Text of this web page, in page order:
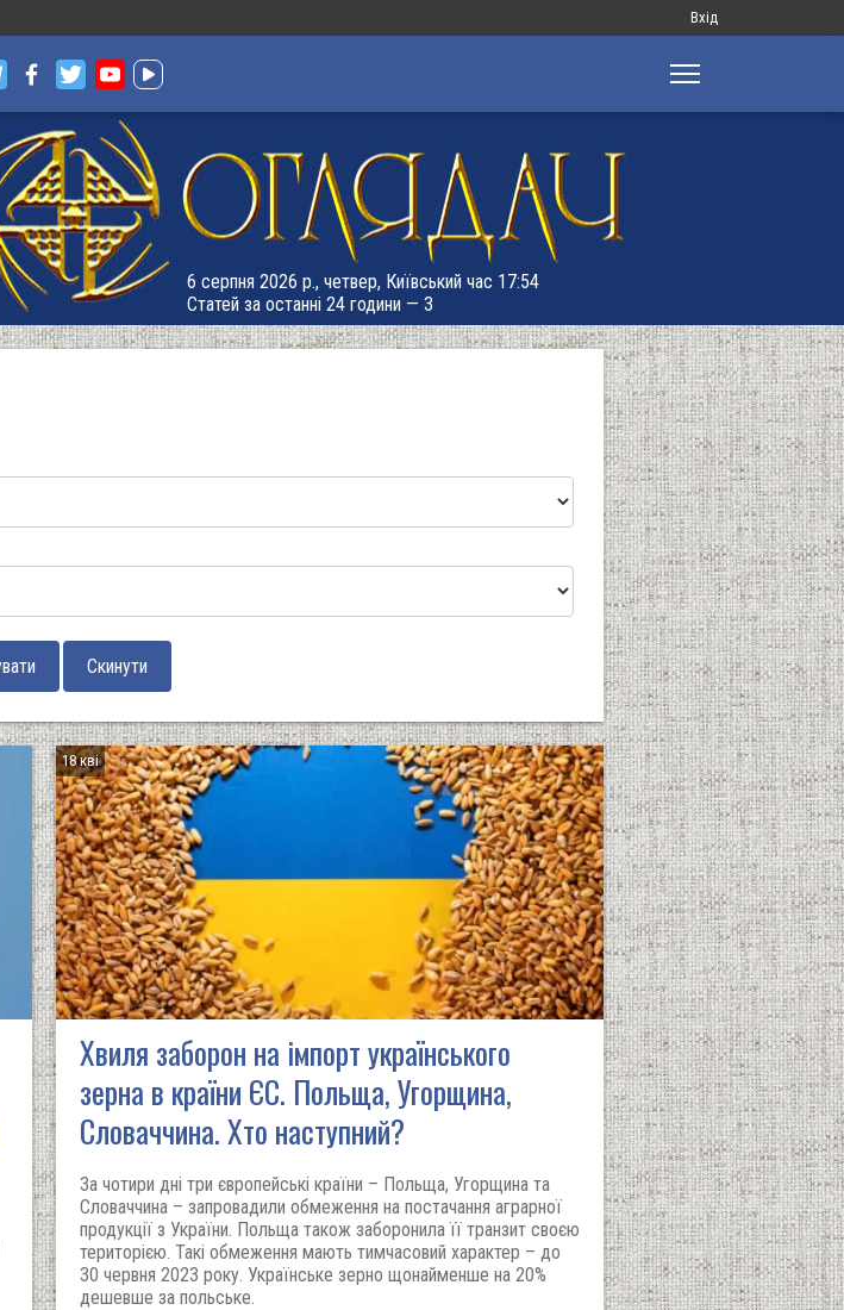
Меню
запису
Вхід
6 серпня 2026 р., четвер, Київський час 17:54
Статей за останні 24 години — 3
18 кві
Хвиля заборон на імпорт українського
зерна в країни ЄС. Польща, Угорщина,
Словаччина. Хто наступний?
За чотири дні три європейські країни – Польща, Угорщина та
Словаччина – запровадили обмеження на постачання аграрної
продукції з України. Польща також заборонила її транзит своєю
територією. Такі обмеження мають тимчасовий характер – до
30 червня 2023 року. Українське зерно щонайменше на 20%
дешевше за польське.